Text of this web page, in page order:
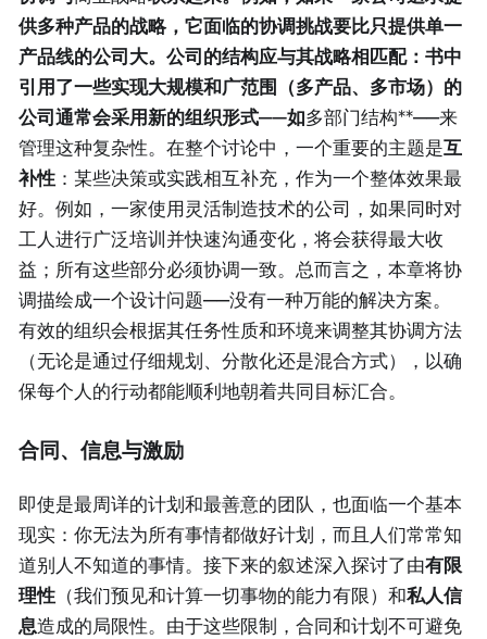
供多种产品的战略，它面临的协调挑战要比只提供单一
产品线的公司大。公司的结构应与其战略相匹配：书中
引用了一些实现大规模和广范围（多产品、多市场）的
公司通常会采用新的组织形式——如多部门结构**——来
管理这种复杂性。在整个讨论中，一个重要的主题是互
补性 ：某些决策或实践相互补充，作为一个整体效果最
好。例如，一家使用灵活制造技术的公司，如果同时对
工人进行广泛培训并快速沟通变化，将会获得最大收
益；所有这些部分必须协调一致。总而言之，本章将协
调描绘成一个设计问题——没有一种万能的解决方案。
有效的组织会根据其任务性质和环境来调整其协调方法
（无论是通过仔细规划、分散化还是混合方式），以确
保每个人的行动都能顺利地朝着共同目标汇合。
合同、信息与激励
即使是最周详的计划和最善意的团队，也面临一个基本
现实：你无法为所有事情都做好计划，而且人们常常知
道别人不知道的事情。接下来的叙述深入探讨了由有限
理性 （我们预见和计算一切事物的能力有限）和私人信
息造成的局限性。由于这些限制，合同和计划不可避免